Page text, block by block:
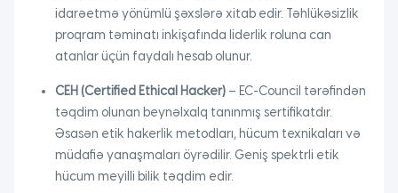
idarəetmə yönümlü şəxslərə xitab edir. Təhlükəsizlik
proqram təminatı inkişafında liderlik roluna can
atanlar üçün faydalı hesab olunur.
CEH (Certified Ethical Hacker) – EC-Council tərəfindən
təqdim olunan beynəlxalq tanınmış sertifikatdır.
Əsasən etik hakerlik metodları, hücum texnikaları və
müdafiə yanaşmaları öyrədilir. Geniş spektrli etik
hücum meyilli bilik təqdim edir.